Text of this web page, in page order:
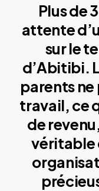
Plus de
attente
sur le
d’Abitibi.
parents
travail, ce
de
véritable